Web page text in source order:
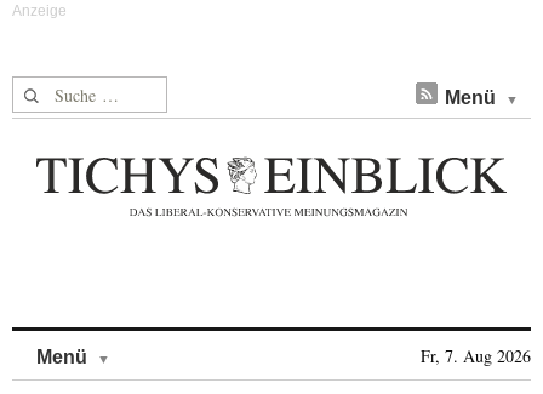
Suche nach: Menü
Menü Fr, 7. Aug 2026